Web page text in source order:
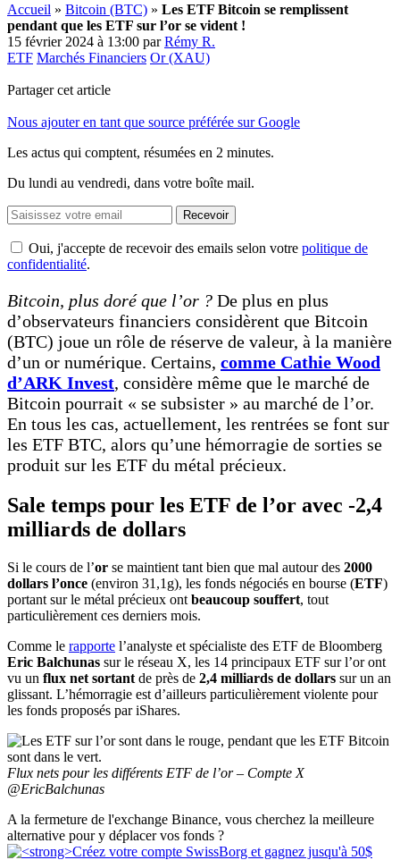
Accueil » Bitcoin (BTC) » Les ETF Bitcoin se remplissent
pendant que les ETF sur l’or se vident !
15 février 2024 à 13:00 parRémy R.
ETF Marchés Financiers Or (XAU)
Partager cet article
Nous ajouter en tant que source préférée sur Google
Les actus qui comptent, résumées en 2 minutes.
Du lundi au vendredi, dans votre boîte mail.
Recevoir
Oui, j'accepte de recevoir des emails selon votre politique de
confidentialité.
Bitcoin, plus doré que l’or ? De plus en plus
d’observateurs financiers considèrent que Bitcoin
(BTC) joue un rôle de réserve de valeur, à la manière
d’un or numérique. Certains, comme Cathie Wood
d’ARK Invest, considère même que le marché de
Bitcoin pourrait « se subsister » au marché de l’or.
En tous les cas, actuellement, les rentrées se font sur
les ETF BTC, alors qu’une hémorragie de sorties se
produit sur les ETF du métal précieux.
Sale temps pour les ETF de l’or avec -2,4
milliards de dollars
Si le cours de l’or se maintient tant bien que mal autour des 2000
dollars l’once (environ 31,1g), les fonds négociés en bourse (ETF)
portant sur le métal précieux ont beaucoup souffert, tout
particulièrement ces derniers mois.
Comme le rapporte l’analyste et spécialiste des ETF de Bloomberg
Eric Balchunas sur le réseau X, les 14 principaux ETF sur l’or ont
vu un flux net sortant de près de 2,4 milliards de dollars sur un an
glissant. L’hémorragie est d’ailleurs particulièrement violente pour
les fonds proposés par iShares.
Flux nets pour les différents ETF de l’or – Compte X
@EricBalchunas
A la fermeture de l'exchange Binance, vous cherchez la meilleure
alternative pour y déplacer vos fonds ?